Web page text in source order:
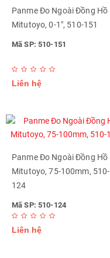
Panme Đo Ngoài Đồng Hồ
Mitutoyo, 0-1", 510-151
Mã SP: 510-151
Liên hệ
Panme Đo Ngoài Đồng Hồ
Mitutoyo, 75-100mm, 510-
124
Mã SP: 510-124
Liên hệ